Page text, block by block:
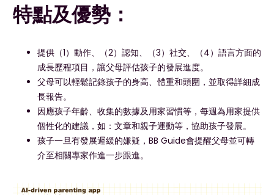
特點及優勢：
提供（1）動作、（2）認知、（3）社交、（4）語言方面的
成長歷程項目，讓父母評估孩子的發展進度。
父母可以輕鬆記錄孩子的身高、體重和頭圍，並取得詳細成
長報告。
因應孩子年齡、收集的數據及用家習慣等，每週為用家提供
個性化的建議，如：文章和親子運動等，協助孩子發展。
孩子一旦有發展遲緩的嫌疑，BB Guide會提醒父母並可轉
介至相關專家作進一步跟進。